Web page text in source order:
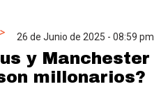
> 26 de Junio de 2025 - 08:59 pm
y Manchester
millonarios?